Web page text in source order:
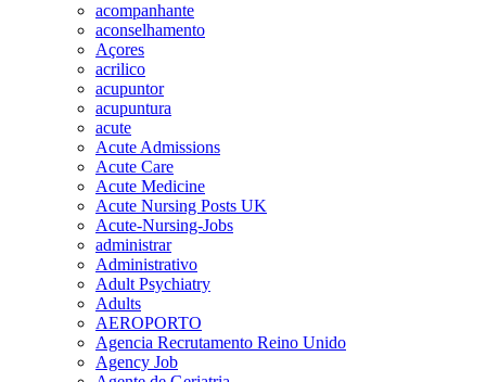
acompanhante
aconselhamento
Açores
acrilico
acupuntor
acupuntura
acute
Acute Admissions
Acute Care
Acute Medicine
Acute Nursing Posts UK
Acute-Nursing-Jobs
administrar
Administrativo
Adult Psychiatry
Adults
AEROPORTO
Agencia Recrutamento Reino Unido
Agency Job